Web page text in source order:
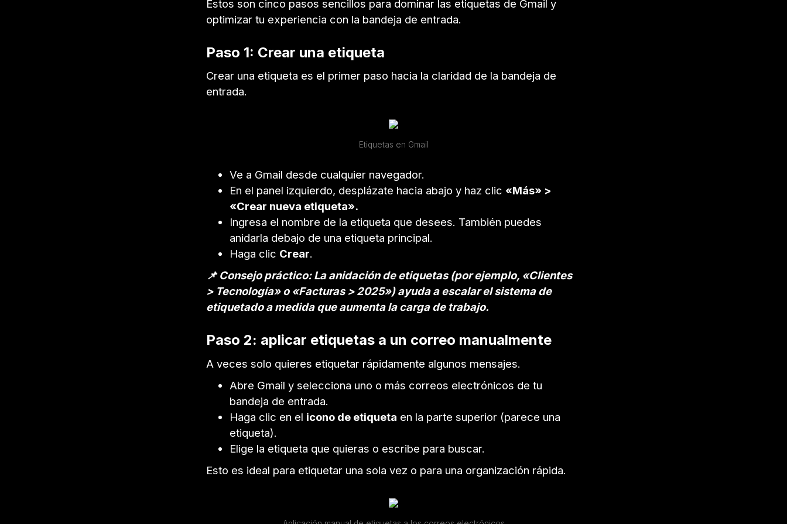
Estos son cinco pasos sencillos para dominar las etiquetas de Gmail y
optimizar tu experiencia con la bandeja de entrada.
Paso 1: Crear una etiqueta
Crear una etiqueta es el primer paso hacia la claridad de la bandeja de
entrada.
Etiquetas en Gmail
Ve a Gmail desde cualquier navegador.
En el panel izquierdo, desplázate hacia abajo y haz clic «Más» >
«Crear nueva etiqueta».
Ingresa el nombre de la etiqueta que desees. También puedes
anidarla debajo de una etiqueta principal.
Haga clic Crear.
📌 Consejo práctico: La anidación de etiquetas (por ejemplo, «Clientes
> Tecnología» o «Facturas > 2025») ayuda a escalar el sistema de
etiquetado a medida que aumenta la carga de trabajo.
Paso 2: aplicar etiquetas a un correo manualmente
A veces solo quieres etiquetar rápidamente algunos mensajes.
Abre Gmail y selecciona uno o más correos electrónicos de tu
bandeja de entrada.
Haga clic en el icono de etiqueta en la parte superior (parece una
etiqueta).
Elige la etiqueta que quieras o escribe para buscar.
Esto es ideal para etiquetar una sola vez o para una organización rápida.